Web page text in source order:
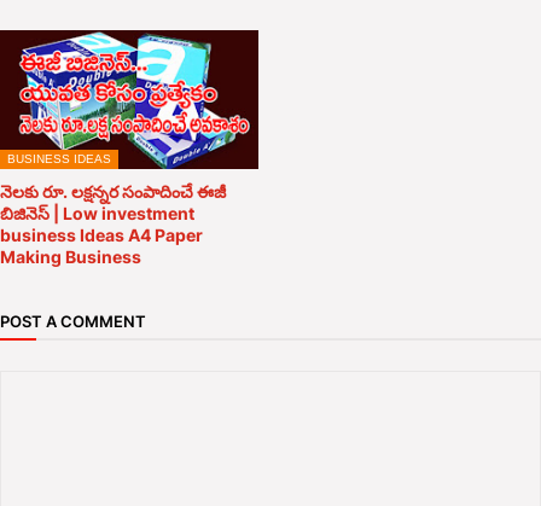
BUSINESS IDEAS
నెలకు రూ. లక్షన్నర సంపాదించే ఈజీ
బిజినెస్ | Low investment
business Ideas A4 Paper
Making Business
POST A COMMENT